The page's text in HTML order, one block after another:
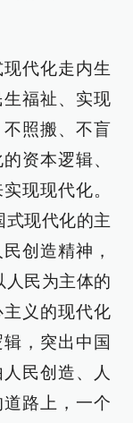
代化走内生
福祉、实现
照搬、不盲
资本逻辑、
现现代化。
式现代化的主
创造精神，
人民为主体的
义的现代化
，突出中国
民创造、人
路上，一个